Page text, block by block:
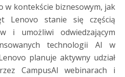
w kontekście biznesowym, jak
Lenovo stanie się częścią
i umożliwi odwiedzającym
technologii AI w
planuje aktywny udział
CampusAI webinarach i